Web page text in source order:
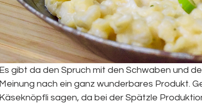
Es gibt da den Spruch mit den Schwaben und
Meinung nach ein ganz wunderbares Produkt.
Käseknöpfli sagen, da bei der Spätzle